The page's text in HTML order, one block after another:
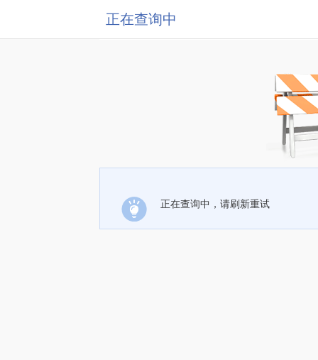
正在查询中
正在查询中，请刷新重试